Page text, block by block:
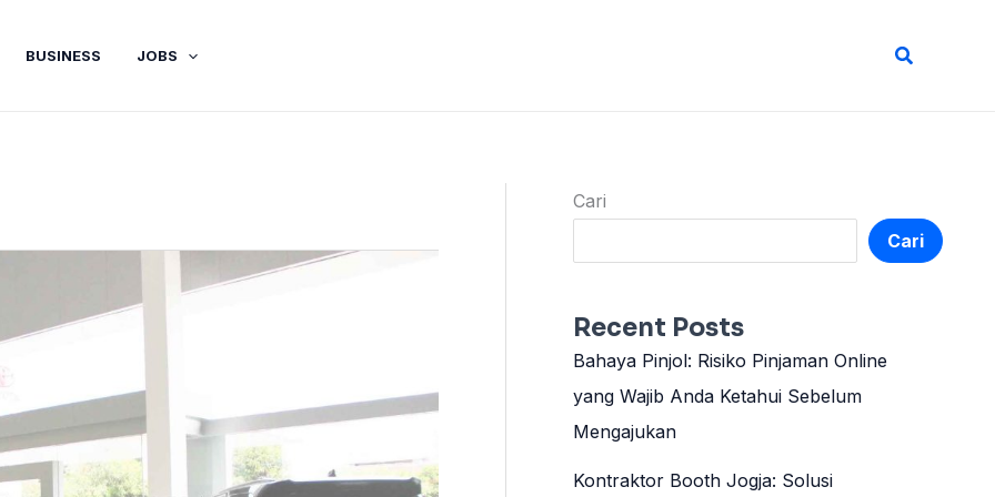
BUSINESS JOBS Cari
Cari
Cari
Recent Posts
Bahaya Pinjol: Risiko Pinjaman Online
yang Wajib Anda Ketahui Sebelum
Mengajukan
Kontraktor Booth Jogja: Solusi